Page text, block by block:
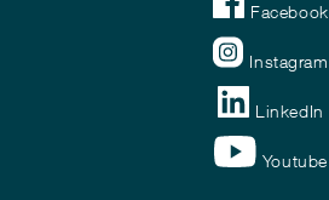
Facebook
Instagram
LinkedIn
Youtube